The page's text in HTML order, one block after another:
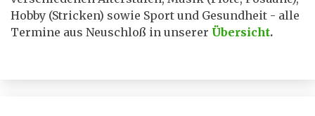
Hobby (Stricken) sowie Sport und Gesundheit - alle
Termine aus Neuschloß in unserer Übersicht.